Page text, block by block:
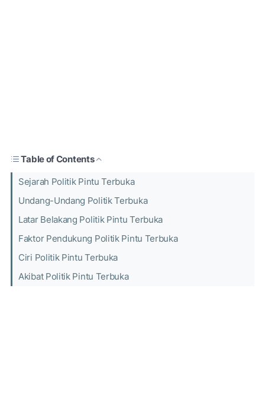
Table of Contents
Sejarah Politik Pintu Terbuka
Undang-Undang Politik Terbuka
Latar Belakang Politik Pintu Terbuka
Faktor Pendukung Politik Pintu Terbuka
Ciri Politik Pintu Terbuka
Akibat Politik Pintu Terbuka